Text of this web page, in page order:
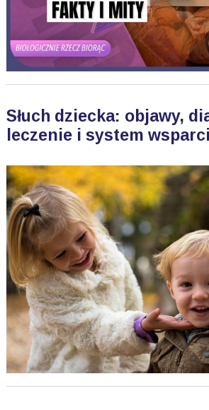
Słuch dziecka: objawy,
leczenie i system